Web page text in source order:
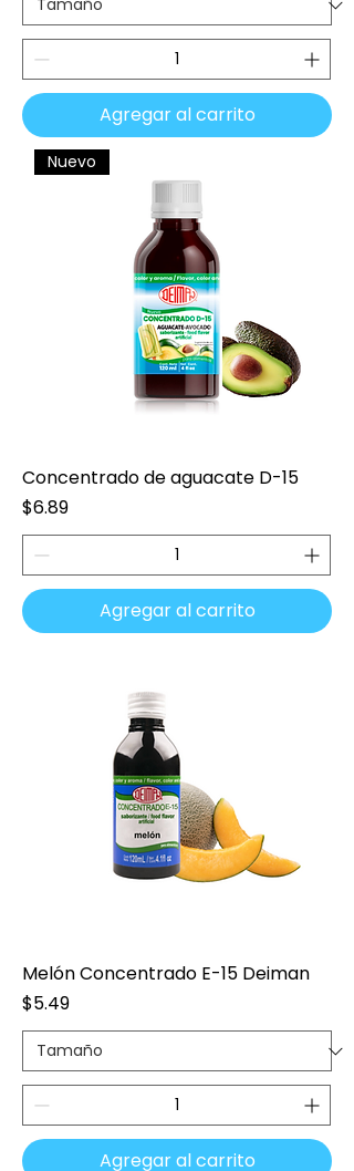
Agregar al carrito
Nuevo
Concentrado de aguacate D-15
Precio
$6.89
Agregar al carrito
Melón Concentrado E-15 Deiman
Precio
$5.49
Agregar al carrito